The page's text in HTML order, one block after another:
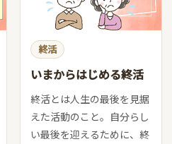
終活
いまからはじめる終活
終活とは人生の最後を見据
えた活動のこと。自分らし
い最後を迎えるために、終